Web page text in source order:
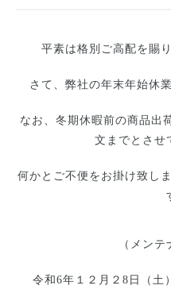
平素は格別ご高配を賜
さて、弊社の年末年始休
なお、冬期休暇前の商品出
文までとさせ
何かとご不便をお掛け致し
（メンテ
令和6年１２月２8日（